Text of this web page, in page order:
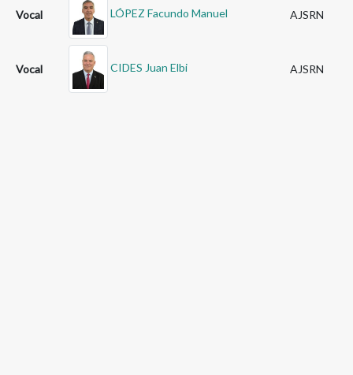
Vocal LÓPEZ Facundo Manuel AJSRN
Vocal CIDES Juan Elbi AJSRN